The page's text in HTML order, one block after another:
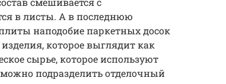
в листы. А в последнюю
наподобие паркетных досок
которое выглядит как
сырье, которое используют
подразделить отделочный